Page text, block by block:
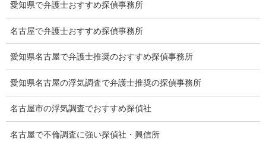
調査員の人数（浮気調査）
調査プランのご依頼の割合
慰謝料の相場
愛知県で弁護士おすすめ探偵事務所
名古屋で弁護士おすすめ探偵事務所
愛知県名古屋で弁護士推奨のおすすめ探偵事務所
愛知県名古屋の浮気調査で弁護士推奨の探偵事務所
名古屋市の浮気調査でおすすめ探偵社
名古屋で不倫調査に強い探偵社・興信所